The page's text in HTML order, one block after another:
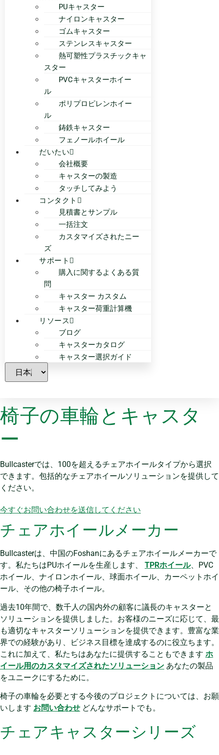
PUキャスター
ナイロンキャスター
ゴムキャスター
ステンレスキャスター
熱可塑性プラスチックキャ
スター
PVCキャスターホイー
ル
ポリプロピレンホイー
ル
鋳鉄キャスター
フェノールホイール
だいたい
会社概要
キャスターの製造
タッチしてみよう
コンタクト
見積書とサンプル
一括注文
カスタマイズされたニー
ズ
サポート
購入に関するよくある質
問
キャスター カスタム
キャスター荷重計算機
リソース
ブログ
キャスターカタログ
キャスター選択ガイド
椅子の車輪とキャスタ
ー
Bullcasterでは、100を超えるチェアホイールタイプから選択
できます。包括的なチェアホイールソリューションを提供して
ください。
今すぐお問い合わせを送信してください
チェアホイールメーカー
Bullcasterは、中国のFoshanにあるチェアホイールメーカーで
す。私たちはPUホイールを生産します、 TPRホイール、PVC
ホイール、ナイロンホイール、球面ホイール、カーペットホイ
ール、その他の椅子ホイール。
過去10年間で、数千人の国内外の顧客に議長のキャスターと
ソリューションを提供しました。お客様のニーズに応じて、最
も適切なキャスターソリューションを提供できます。豊富な業
界での経験があり、ビジネス目標を達成するのに役立ちます。
これに加えて、私たちはあなたに提供することもできます ホ
イール用のカスタマイズされたソリューション あなたの製品
をユニークにするために。
椅子の車輪を必要とする今後のプロジェクトについては、お願
いします お問い合わせ どんなサポートでも。
チェアキャスターシリーズ